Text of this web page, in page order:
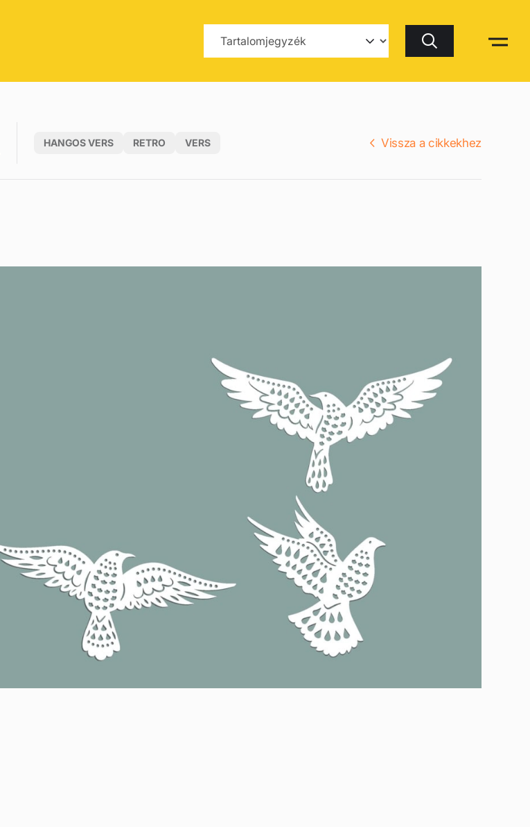
Keresés
HANGOS VERS RETRO VERS Vissza a cikkekhez